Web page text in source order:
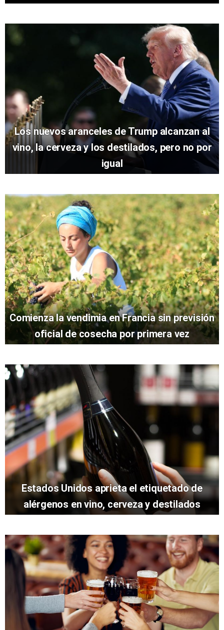
Los nuevos aranceles de Trump alcanzan al
vino, la cerveza y los destilados, pero no por
igual
Comienza la vendimia en Francia sin previsión
oficial de cosecha por primera vez
Estados Unidos aprieta el etiquetado de
alérgenos en vino, cerveza y destilados